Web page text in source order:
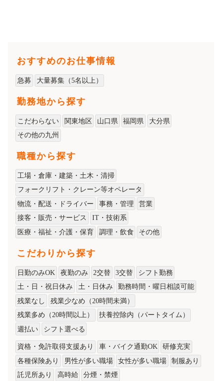
おすすめのお仕事情報
急募 大量募集（5名以上）
勤務地から探す
こだわらない 関東地区 山口県 福岡県
大分県
その他の九州
職種から探す
工場・倉庫・建築・土木・清掃
フォークリフト・クレーン等オペレータ
物流・配送・ドライバー
事務・管理
営業
接客・販売・サービス
IT・技術系
医療・福祉・介護・保育
調理・飲食 その他
こだわりから探す
日勤のみOK 夜勤のみ 2交替 3交替
シフト勤務
土・日・祝日休み
土・日休み
勤務時間・曜日相談可能
残業なし
残業少なめ（20時間未満）
残業多め（20時間以上）
扶養控除内（パートタイム）
週払い
シフト選べる
資格・免許取得支援あり 車・バイク通勤OK
研修充実
各種保険あり
男性が多い職場 女性が多い職場
制服あり
託児所あり
高時給
分煙・禁煙